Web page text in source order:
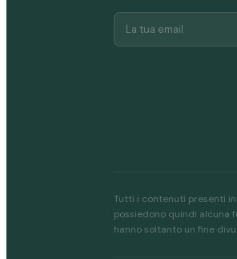
Tutti i contenuti presenti
possiedono quindi alcuna
hanno soltanto un fine